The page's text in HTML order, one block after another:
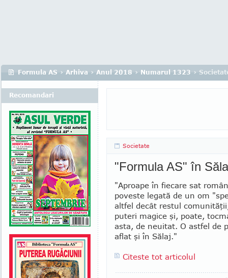
Formula AS › Arhiva › Anul 2018 › Numarul 1323 ›
Societate
"Formula AS" în
"Aproape în fiecare sat
poveste legată de un om
altfel decât restul
puteri magice şi, poate,
asta, de neuitat. O astfel de
aflat şi în Sălaj."
Citeste tot articolul
Recomandari